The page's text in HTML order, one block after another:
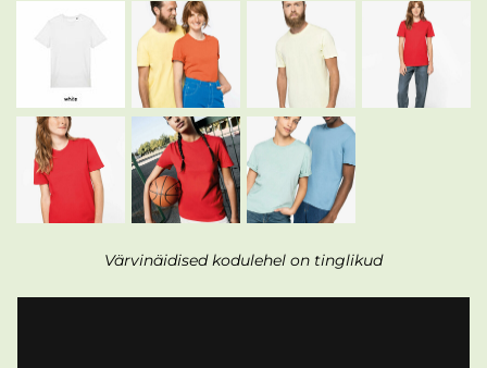
Värvinäidised kodulehel on tinglikud